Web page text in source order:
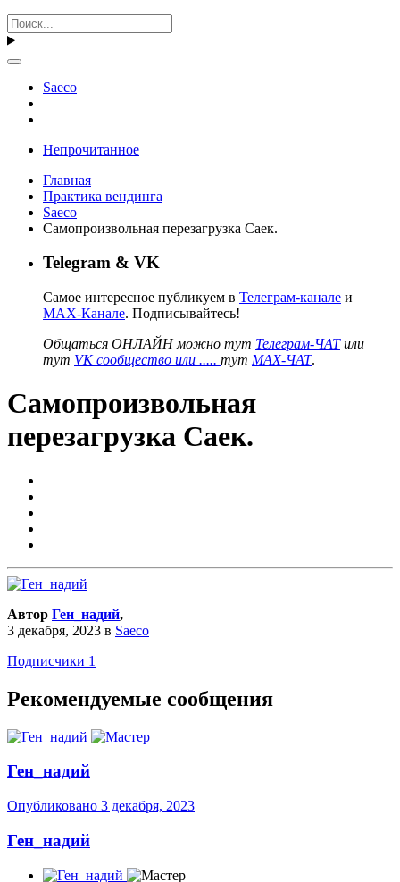
Saeco
Непрочитанное
Главная
Практика вендинга
Saeco
Самопроизвольная перезагрузка Саек.
Telegram & VK
Самое интересное публикуем в Телеграм-канале и
MAX-Канале. Подписывайтесь!
Общаться ОНЛАЙН можно тут Телеграм-ЧАТили
тут VK сообщество или ..... тут MAX-ЧАТ.
Самопроизвольная
перезагрузка Саек.
Автор Ген_надий,
3 декабря, 2023 в Saeco
Подписчики 1
Рекомендуемые сообщения
Ген_надий
Опубликовано 3 декабря, 2023
Ген_надий